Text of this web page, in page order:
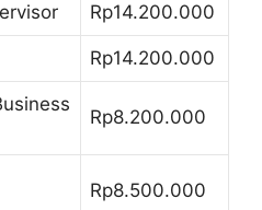
Rp14.200.000
Rp14.200.000
Rp8.200.000
Rp8.500.000